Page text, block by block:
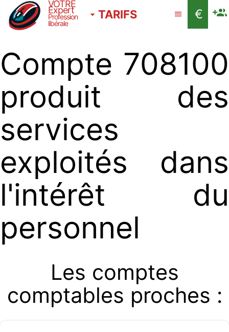
VOTRE
Expert
Profession
libérale
TARIFS €
Compte 708100
produit des
services
exploités dans
l'intérêt du
personnel
Les comptes
comptables proches :